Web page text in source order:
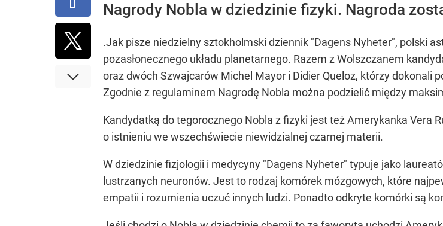
Nagrody Nobla w dziedzinie fizyki. Nagroda
.Jak pisze niedzielny sztokholmski dziennik "Dagens Nyheter", polski
pozasłonecznego układu planetarnego. Razem z Wolszczanem
oraz dwóch Szwajcarów Michel Mayor i Didier Queloz, którzy dokonali
Zgodnie z regulaminem Nagrodę Nobla można podzielić między
Kandydatką do tegorocznego Nobla z fizyki jest też Amerykanka Vera
o istnieniu we wszechświecie niewidzialnej czarnej materii.
W dziedzinie fizjologii i medycyny "Dagens Nyheter" typuje jako
lustrzanych neuronów. Jest to rodzaj komórek mózgowych, które
empatii i rozumienia uczuć innych ludzi. Ponadto odkryte komórki są